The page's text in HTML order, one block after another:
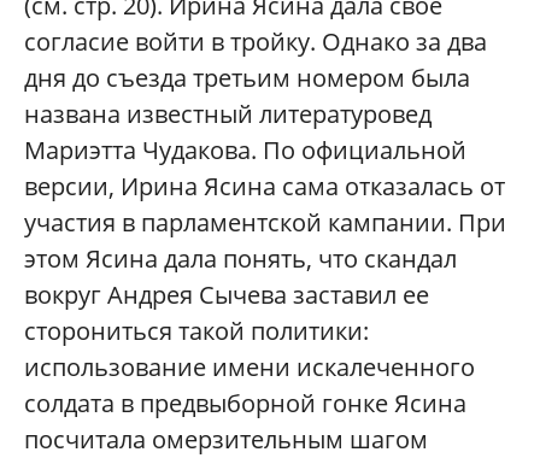
согласие войти в тройку. Однако за два
дня до съезда третьим номером была
названа известный литературовед
Мариэтта Чудакова. По официальной
версии, Ирина Ясина сама отказалась от
участия в парламентской кампании. При
этом Ясина дала понять, что скандал
вокруг Андрея Сычева заставил ее
сторониться такой политики:
использование имени искалеченного
солдата в предвыборной гонке Ясина
посчитала омерзительным шагом